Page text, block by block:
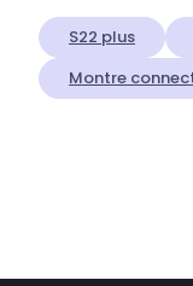
S22 plus
Montre